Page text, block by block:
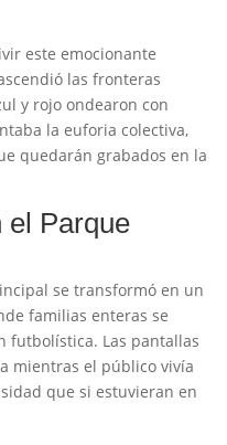
este emocionante
las fronteras
y rojo ondearon con
la euforia colectiva,
quedarán grabados en la
el Parque
se transformó en un
familias enteras se
futbolística. Las pantallas
mientras el público vivía
que si estuvieran en